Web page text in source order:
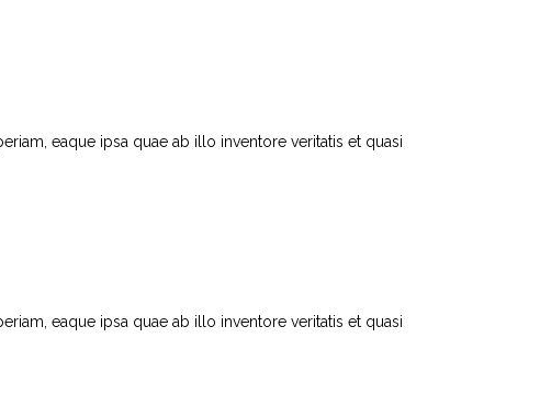
eaque ipsa quae ab illo inventore veritatis et quasi
eaque ipsa quae ab illo inventore veritatis et quasi